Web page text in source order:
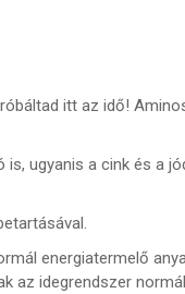
itt az idő!
ugyanis a cink és a
energiatermelő
az idegrendszer